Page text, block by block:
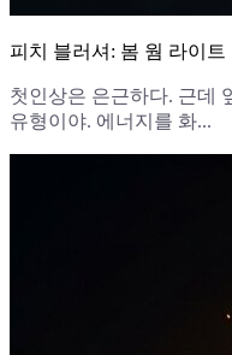
피치 블러셔: 봄 웜 라이트
첫인상은 은근하다. 근데
유형이야. 에너지를 화...